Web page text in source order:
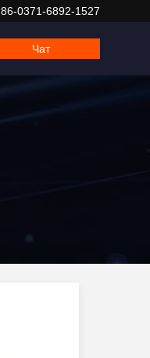
86-0371-6892-1527
Чат